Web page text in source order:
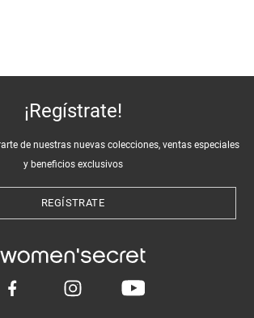
¡Regístrate!
de nuestras nuevas colecciones, ventas especiales
y beneficios exclusivos
REGÍSTRATE